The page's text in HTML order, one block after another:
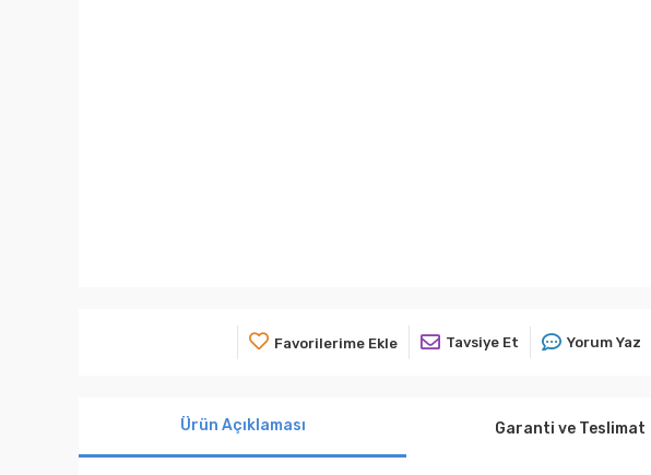
Favorilerime Ekle Tavsiye Et Yorum Yaz
Ürün Açıklaması Garanti ve Teslimat